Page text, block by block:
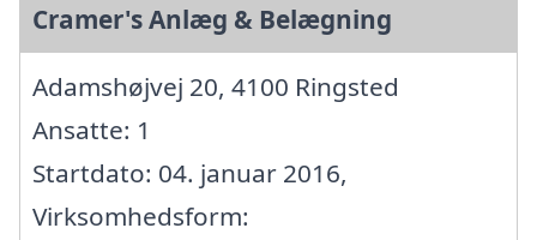
Cramer's Anlæg & Belægning
Adamshøjvej 20, 4100 Ringsted
Ansatte: 1
Startdato: 04. januar 2016,
Virksomhedsform: